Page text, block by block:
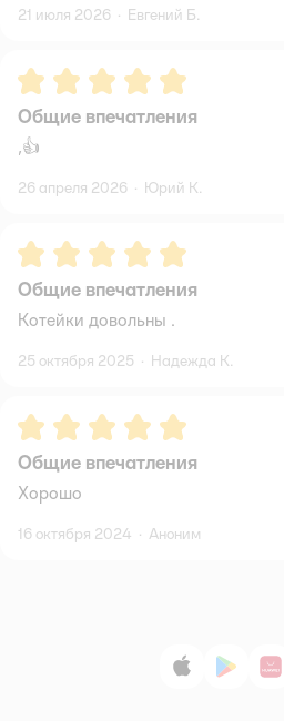
21 июля 2026 · Евгений Б.
Рейтинг:5
Общие впечатления
,👍
26 апреля 2026 · Юрий К.
Рейтинг:5
Общие впечатления
Котейки довольны .
25 октября 2025 · Надежда К.
Рейтинг:5
Общие впечатления
Хорошо
16 октября 2024 · Аноним
App Store